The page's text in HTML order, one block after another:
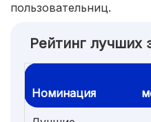
пользовательниц.
Рейтинг лучших
Номинация